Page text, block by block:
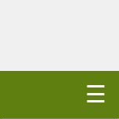
☰